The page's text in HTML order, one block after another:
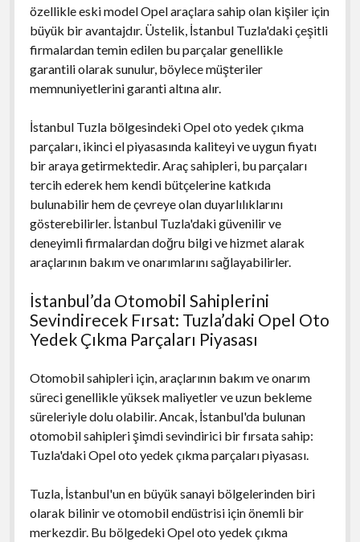
özellikle eski model Opel araçlara sahip olan kişiler için
büyük bir avantajdır. Üstelik, İstanbul Tuzla'daki çeşitli
firmalardan temin edilen bu parçalar genellikle
garantili olarak sunulur, böylece müşteriler
memnuniyetlerini garanti altına alır.
İstanbul Tuzla bölgesindeki Opel oto yedek çıkma
parçaları, ikinci el piyasasında kaliteyi ve uygun fiyatı
bir araya getirmektedir. Araç sahipleri, bu parçaları
tercih ederek hem kendi bütçelerine katkıda
bulunabilir hem de çevreye olan duyarlılıklarını
gösterebilirler. İstanbul Tuzla'daki güvenilir ve
deneyimli firmalardan doğru bilgi ve hizmet alarak
araçlarının bakım ve onarımlarını sağlayabilirler.
İstanbul’da Otomobil Sahiplerini
Sevindirecek Fırsat: Tuzla’daki Opel Oto
Yedek Çıkma Parçaları Piyasası
Otomobil sahipleri için, araçlarının bakım ve onarım
süreci genellikle yüksek maliyetler ve uzun bekleme
süreleriyle dolu olabilir. Ancak, İstanbul'da bulunan
otomobil sahipleri şimdi sevindirici bir fırsata sahip:
Tuzla'daki Opel oto yedek çıkma parçaları piyasası.
Tuzla, İstanbul'un en büyük sanayi bölgelerinden biri
olarak bilinir ve otomobil endüstrisi için önemli bir
merkezdir. Bu bölgedeki Opel oto yedek çıkma